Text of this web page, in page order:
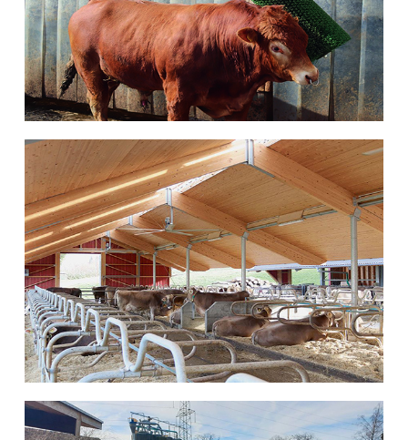
... weiter
Grossventilatoren
... weiter